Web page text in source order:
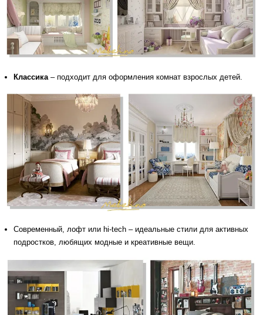
Классика – подходит для оформления комнат взрослых детей.
Современный, лофт или hi-tech – идеальные стили для активных
подростков, любящих модные и креативные вещи.